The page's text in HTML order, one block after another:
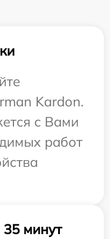
Kardon.
с Вами
работ
минут